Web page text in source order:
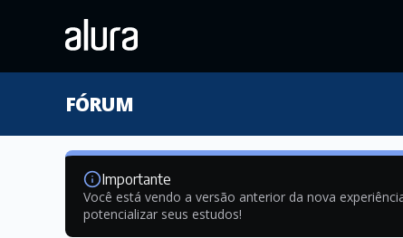
FÓRUM
Importante
Você está vendo a versão anterior da nova
potencializar seus estudos!